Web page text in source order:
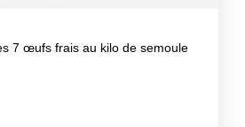
7 œufs frais au kilo de semoule